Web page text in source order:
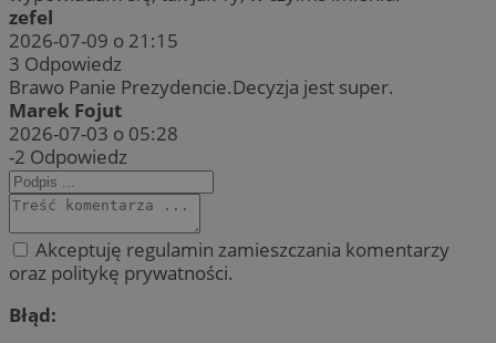
zefel
2026-07-09 o 21:15
3 Odpowiedz
Brawo Panie Prezydencie.Decyzja jest super.
Marek Fojut
2026-07-03 o 05:28
-2 Odpowiedz
Akceptuję regulamin zamieszczania komentarzy
oraz politykę prywatności.
Błąd: